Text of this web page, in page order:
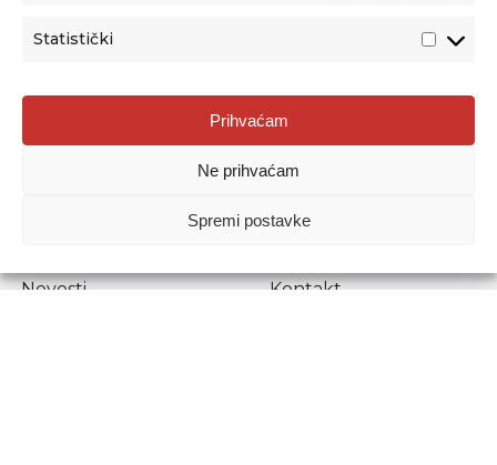
Statistički
Prihvaćam
Ne prihvaćam
Spremi postavke
Agencija za odgoj i obrazovanje
Donje Svetice 38, 10000 Zagreb
1778129
Prenošenje sadržaja dopušteno je uz navođenje izvora.
Novosti
Kontakt